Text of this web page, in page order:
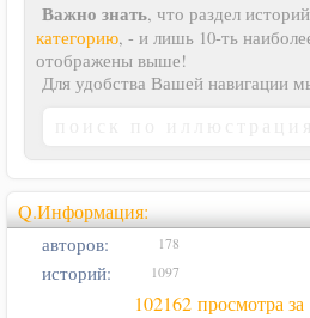
Важно знать, что раздел
категорию, - и лишь 10-ть
отображены выше!
Для удобства Вашей навигации
Q.Информация:
авторов: 178
историй: 1097
102162 просмотра